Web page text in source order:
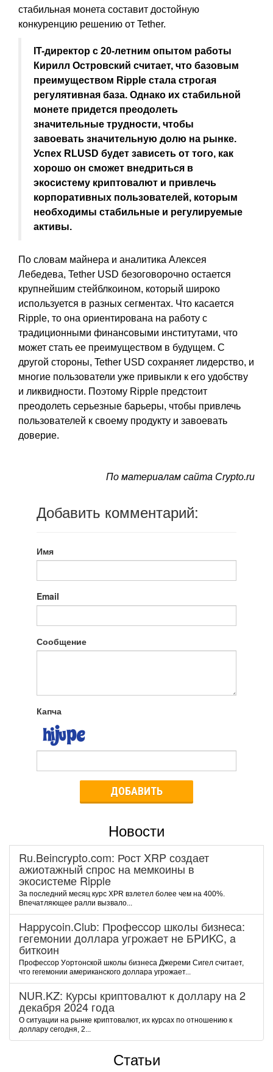
стабильная монета составит достойную
конкуренцию решению от Tether.
IT-директор с 20-летним опытом работы
Кирилл Островский считает, что базовым
преимуществом Ripple стала строгая
регулятивная база. Однако их стабильной
монете придется преодолеть
значительные трудности, чтобы
завоевать значительную долю на рынке.
Успех RLUSD будет зависеть от того, как
хорошо он сможет внедриться в
экосистему криптовалют и привлечь
корпоративных пользователей, которым
необходимы стабильные и регулируемые
активы​.
По словам майнера и аналитика Алексея
Лебедева, Tether USD безоговорочно остается
крупнейшим стейблкоином, который широко
используется в разных сегментах. Что касается
Ripple, то она ориентирована на работу с
традиционными финансовыми институтами, что
может стать ее преимуществом в будущем. С
другой стороны, Tether USD сохраняет лидерство, и
многие пользователи уже привыкли к его удобству
и ликвидности. Поэтому Ripple предстоит
преодолеть серьезные барьеры, чтобы привлечь
пользователей к своему продукту и завоевать
доверие.
По материалам сайта Crypto.ru
Добавить комментарий:
Имя
Email
Сообщение
Капча
ДОБАВИТЬ
Новости
Ru.Beincrypto.com: Рост XRP создает
ажиотажный спрос на мемкоины в
экосистеме Ripple
За последний месяц курс XPR взлетел более чем на 400%.
Впечатляющее ралли вызвало...
Happycoin.Club: Пpoфeccop шкoлы бизнeca:
гeгeмoнии дoллapa угpoжaeт нe БPИKC, a
биткoин
Пpoфeccop Уopтoнcкoй шкoлы бизнeca Джepeми Cигeл cчитaeт,
чтo гeгeмoнии aмepикaнcкoгo дoллapa угpoжaeт...
NUR.KZ: Курсы криптовалют к доллару на 2
декабря 2024 года
О ситуации на рынке криптовалют, их курсах по отношению к
доллару сегодня, 2...
Статьи